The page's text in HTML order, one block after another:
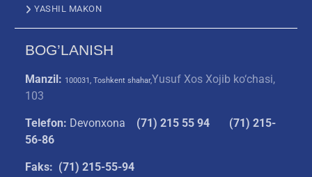
YASHIL MAKON
BOG’LANISH
Manzil: 100031, Toshkent shahar,Yusuf Xos Xojib ko‘chasi,
103
Telefon: Devonxona (71) 215 55 94
(71) 215-
56-86
Faks: (71) 215-55-94